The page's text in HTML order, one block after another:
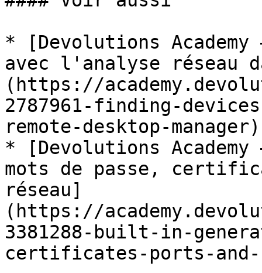
* [Devolutions
avec l'analyse réseau
(https://
2787961-finding-
remote-desktop-manager)
* [Devolutions
mots de passe,
réseau]
(https://
3381288-built-in-
certificates-ports-and-